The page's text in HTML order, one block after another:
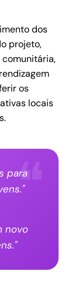
dos
projeto,
os
locais
para
novo